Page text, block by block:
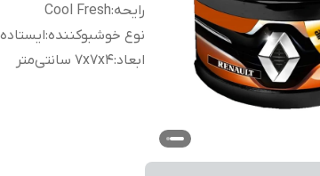
رایحه:
Cool Fresh
نوع خوشبوکننده:ایستاده
ابعاد:7x7x4 سانتی‌متر